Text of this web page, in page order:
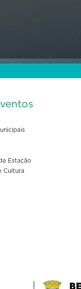
Estação
Cultura